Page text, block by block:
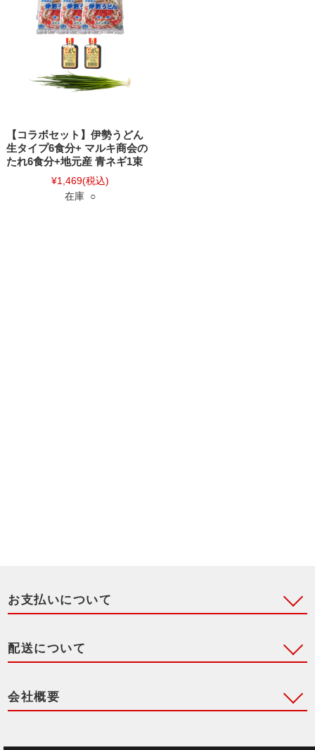
【コラボセット】伊勢うどん
生タイプ6食分+ マルキ商会の
たれ6食分+地元産 青ネギ1束
¥1,469(税込)
在庫 ○
お支払いについて
配送について
会社概要